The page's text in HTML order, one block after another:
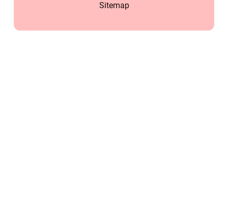
Sitemap